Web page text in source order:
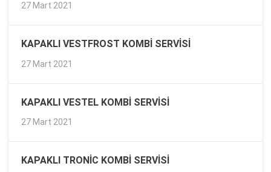
27 Mart 2021
KAPAKLI VESTFROST KOMBI SERVISI
27 Mart 2021
KAPAKLI VESTEL KOMBI SERVISI
27 Mart 2021
KAPAKLI TRONIC KOMBI SERVISI